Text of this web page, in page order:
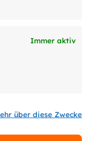
Immer aktiv
über diese Zwecke